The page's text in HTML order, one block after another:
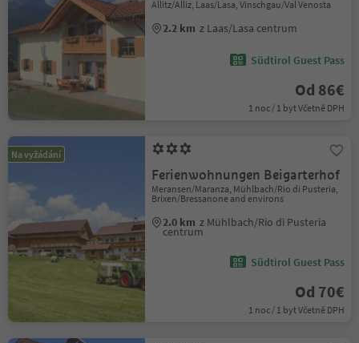
Allitz/Alliz, Laas/Lasa, Vinschgau/Val Venosta
2.2 km z Laas/Lasa centrum
Südtirol Guest Pass
Od 86€
1 noc / 1 byt Včetně DPH
Na vyžádání
Ferienwohnungen Beigarterhof
Meransen/Maranza, Mühlbach/Rio di Pusteria,
Brixen/Bressanone and environs
2.0 km z Mühlbach/Rio di Pusteria
centrum
Südtirol Guest Pass
Od 70€
1 noc / 1 byt Včetně DPH